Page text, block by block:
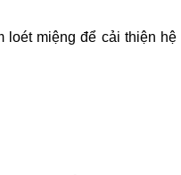
miệng để cải thiện